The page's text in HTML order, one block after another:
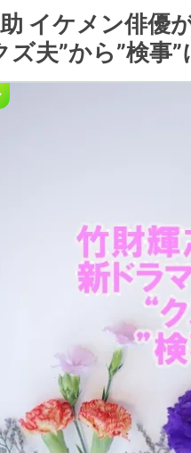
イケメン俳優
ズ夫”から”検事”